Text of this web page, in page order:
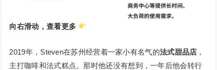
向右滑动，查看更多
2019年，Steven在苏州经营着一家小有名气的法式甜品店 ，
主打咖啡和法式糕点。那时他还没有想到，一年后他会转行